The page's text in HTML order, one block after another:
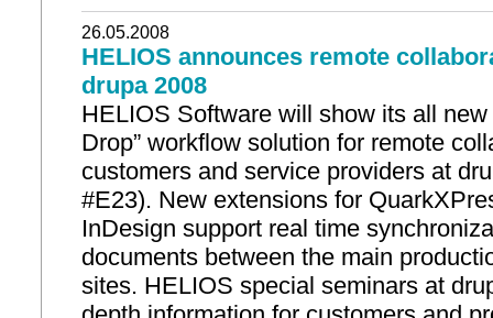
26.05.2008
HELIOS announces remote
drupa 2008
HELIOS Software will show its all
Drop” workflow solution for remote
customers and service providers at
#E23). New extensions for
InDesign support real time
documents between the main
sites. HELIOS special seminars at